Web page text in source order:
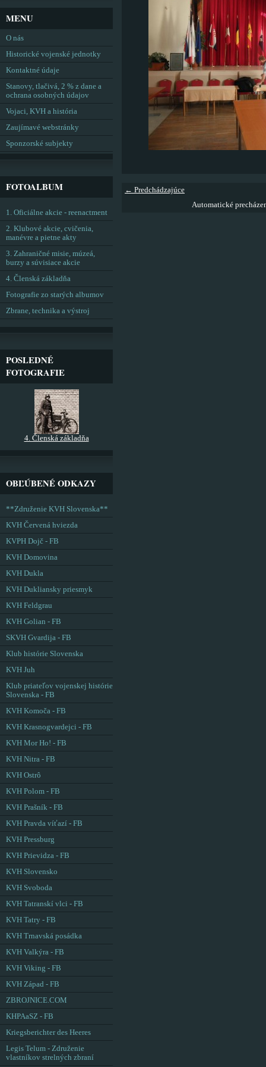
← Predchádzajúce
Automatické
MENU
O nás
Historické vojenské jednotky
Kontaktné údaje
Stanovy, tlačivá, 2 % z dane a
ochrana osobných údajov
Vojaci, KVH a história
Zaujímavé webstránky
Sponzorské subjekty
FOTOALBUM
1. Oficiálne akcie - reenactment
2. Klubové akcie, cvičenia,
manévre a pietne akty
3. Zahraničné misie, múzeá,
burzy a súvisiace akcie
4. Členská základňa
Fotografie zo starých albumov
Zbrane, technika a výstroj
POSLEDNÉ
FOTOGRAFIE
4. Členská základňa
OBĽÚBENÉ ODKAZY
**Združenie KVH Slovenska**
KVH Červená hviezda
KVPH Dojč - FB
KVH Domovina
KVH Dukla
KVH Dukliansky priesmyk
KVH Feldgrau
KVH Golian - FB
SKVH Gvardija - FB
Klub histórie Slovenska
KVH Juh
Klub priateľov vojenskej histórie
Slovenska - FB
KVH Komoča - FB
KVH Krasnogvardejci - FB
KVH Mor Ho! - FB
KVH Nitra - FB
KVH Ostrô
KVH Polom - FB
KVH Prašník - FB
KVH Pravda víťazí - FB
KVH Pressburg
KVH Prievidza - FB
KVH Slovensko
KVH Svoboda
KVH Tatranskí vlci - FB
KVH Tatry - FB
KVH Trnavská posádka
KVH Valkýra - FB
KVH Viking - FB
KVH Západ - FB
ZBROJNICE.COM
KHPAaSZ - FB
Kriegsberichter des Heeres
Legis Telum - Združenie
vlastníkov strelných zbraní